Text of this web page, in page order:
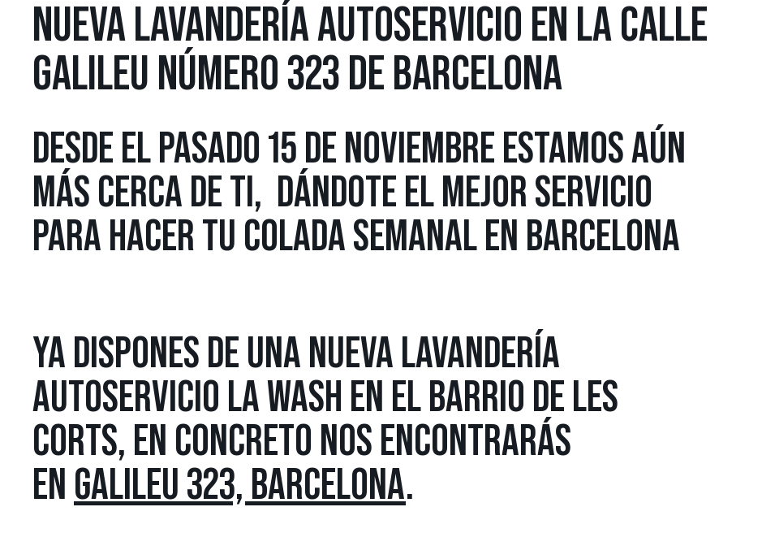
NUEVA LAVANDERÍA AUTOSERVICIO EN LA CALLE
GALILEU NÚMERO 323 DE BARCELONA
DESDE EL PASADO 15 DE NOVIEMBRE ESTAMOS AÚN
MÁS CERCA DE TI, DÁNDOTE EL MEJOR SERVICIO
PARA HACER TU COLADA SEMANAL EN BARCELONA
YA DISPONES DE UNA NUEVA LAVANDERÍA
AUTOSERVICIO LA WASH EN EL BARRIO DE LES
CORTS, EN CONCRETO NOS ENCONTRARÁS
EN GALILEU 323, BARCELONA.